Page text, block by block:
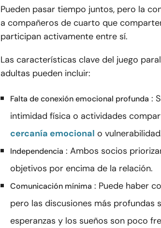
Pueden pasar tiempo juntos, pero la
a compañeros de cuarto que
participan activamente entre sí.
Las características clave del juego
adultas pueden incluir:
Falta de conexión emocional profunda :
intimidad física o actividades
cercanía emocional o
Independencia : Ambos socios
objetivos por encima de la relación.
Comunicación mínima : Puede haber
pero las discusiones más profundas
esperanzas y los sueños son poco